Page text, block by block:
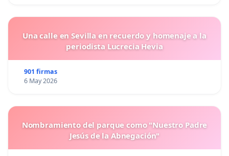
Una calle en Sevilla en recuerdo y homenaje a la
periodista Lucrecia Hevia
901 firmas
6 May 2026
Nombramiento del parque como "Nuestro Padre
Jesús de la Abnegación"